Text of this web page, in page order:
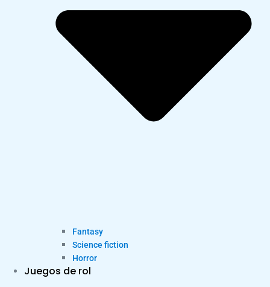
Fantasy
Science fiction
Horror
Juegos de rol